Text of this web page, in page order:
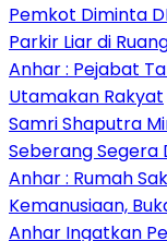
Pemkot Diminta
Parkir Liar di
Anhar : Pejabat
Utamakan Rakyat
Samri Shaputra
Seberang Segera
Anhar : Rumah
Kemanusiaan,
Anhar Ingatkan